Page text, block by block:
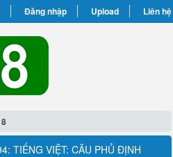
Đăng nhập Upload Liên hệ
TIẾNG VIỆT: CÂU PHỦ ĐỊNH